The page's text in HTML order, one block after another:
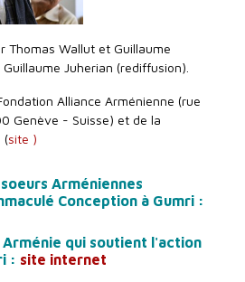
Thomas Wallut et Guillaume
Juherian (rediffusion).
Alliance Arménienne (rue
Genève - Suisse) et de la
(site )
Arméniennes
Conception à Gumri :
qui soutient l'action
: site internet